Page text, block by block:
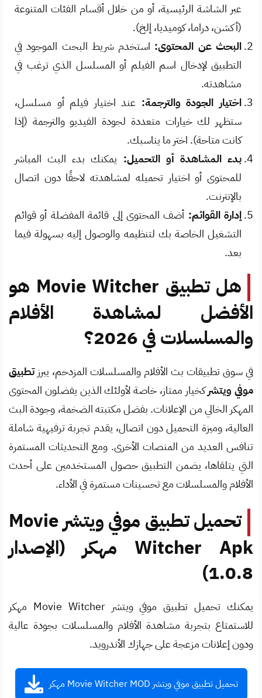
عبر الشاشة الرئيسية، أو من خلال أقسام الفئات المتنوعة
(أكشن، دراما، كوميديا، إلخ).
البحث عن المحتوى: استخدم شريط البحث الموجود في
التطبيق لإدخال اسم الفيلم أو المسلسل الذي ترغب في
مشاهدته.
اختيار الجودة والترجمة: عند اختيار فيلم أو مسلسل،
ستظهر لك خيارات متعددة لجودة الفيديو والترجمة (إذا
كانت متاحة). اختر ما يناسبك.
بدء المشاهدة أو التحميل: يمكنك بدء البث المباشر
للمحتوى أو اختيار تحميله لمشاهدته لاحقًا دون اتصال
بالإنترنت.
إدارة القوائم: أضف المحتوى إلى قائمة المفضلة أو قوائم
التشغيل الخاصة بك لتنظيمه والوصول إليه بسهولة فيما
بعد.
هل تطبيق Movie Witcher هو
الأفضل لمشاهدة الأفلام
والمسلسلات في 2026؟
في سوق تطبيقات بث الأفلام والمسلسلات المزدحم، يبرزتطبيق
موفي ويتشركخيار ممتاز، خاصة لأولئك الذين يفضلون المحتوى
المهكر الخالي من الإعلانات. بفضل مكتبته الضخمة، وجودة البث
العالية، وميزة التحميل دون اتصال، يقدم تجربة ترفيهية شاملة
تنافس العديد من المنصات الأخرى. ومع التحديثات المستمرة
التي يتلقاها، يضمن التطبيق حصول المستخدمين على أحدث
الأفلام والمسلسلات مع تحسينات مستمرة في الأداء.
تحميل تطبيق موفي ويتشر Movie
Witcher Apk مهكر (الإصدار
1.0.8)
يمكنك تحميل تطبيق موفي ويتشر Movie Witcher مهكر
للاستمتاع بتجربة مشاهدة الأفلام والمسلسلات بجودة عالية
ودون إعلانات مزعجة على جهازك الأندرويد.
تحميل تطبيق موفي ويتشر Movie Witcher MOD مهكر